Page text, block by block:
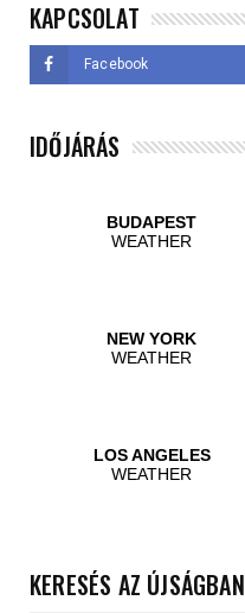
KAPCSOLAT
Facebook
IDŐJÁRÁS
KERESÉS AZ ÚJSÁGBAN